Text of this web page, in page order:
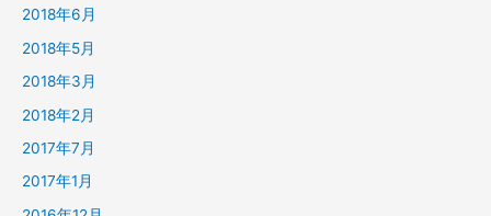
2018年6月
2018年5月
2018年3月
2018年2月
2017年7月
2017年1月